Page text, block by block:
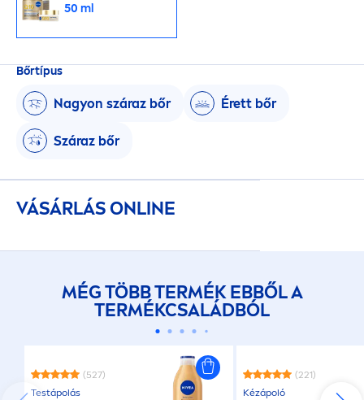
50 ml
Bőrtípus
Nagyon száraz bőr Érett bőr
Száraz bőr
VÁSÁRLÁS ONLINE
MÉG TÖBB TERMÉK EBBŐL A
TERMÉKCSALÁDBÓL
(527)
Testápolás
(221)
Kézápoló